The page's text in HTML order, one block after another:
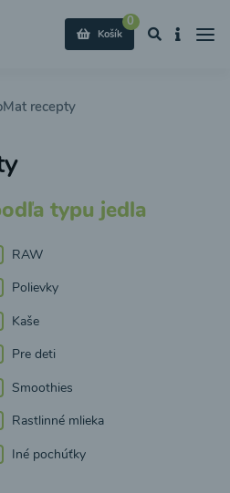
0
Košík
recepty
typu jedla
RAW
Polievky
Kaše
Pre deti
Smoothies
Rastlinné mlieka
Iné pochúťky